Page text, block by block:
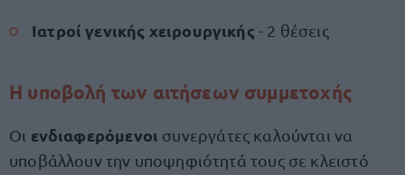
Ιατροί γενικής χειρουργικής - 2 θέσεις
Η υποβολή των αιτήσεων συμμετοχής
Οι ενδιαφερόμενοι συνεργάτες καλούνται να
υποβάλλουν την υποψηφιότητά τους σε κλειστό